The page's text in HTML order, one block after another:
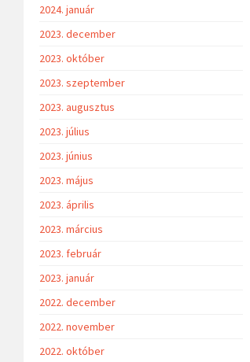
2024. január
2023. december
2023. október
2023. szeptember
2023. augusztus
2023. július
2023. június
2023. május
2023. április
2023. március
2023. február
2023. január
2022. december
2022. november
2022. október